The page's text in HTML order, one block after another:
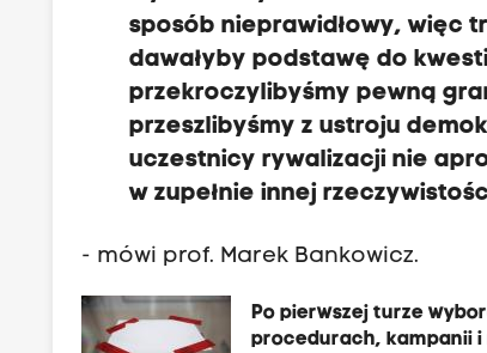
sposób nieprawidłowy, więc
dawałyby podstawę do
przekroczylibyśmy pewną
przeszlibyśmy z ustroju
uczestnicy rywalizacji nie
w zupełnie innej
- mówi prof. Marek Bankowicz.
Po pierwszej turze
procedurach, kampanii i